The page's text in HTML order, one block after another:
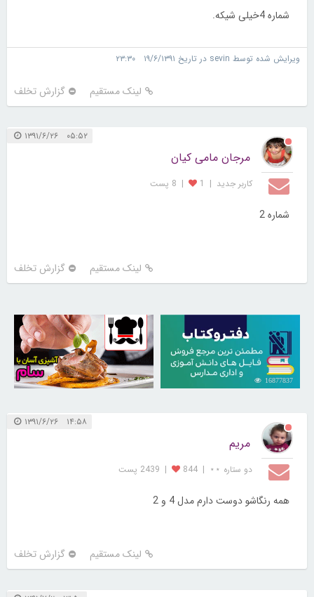
شماره 4خیلی شیکه.
ویرایش شده توسط sevin در تاریخ ۱۹/۶/۱۳۹۱ ۲۳:۳۰
لینک مستقیم گزارش تخلف
۰۵:۵۲ ۱۳۹۱/۶/۲۶
مرجان مامی کیان
کاربر جديد |
1
| 8 پست
شماره 2
لینک مستقیم گزارش تخلف
16877837
30256452
۱۴:۵۸ ۱۳۹۱/۶/۲۶
مریم
دو ستاره ⋆⋆ |
844
| 2439 پست
همه رنگاشو دوست دارم مدل 4 و 2
لینک مستقیم گزارش تخلف